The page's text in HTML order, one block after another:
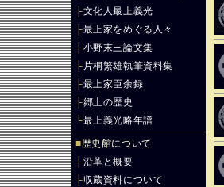
├文化人最上義光
├最上家をめぐる人々
├小野末三論文集
├ 片桐繁雄執筆資料集
├最上家臣余録
├郷土の歴史
└最上義光略年譜
■歴史館について
├沿革と概要
├収蔵資料について